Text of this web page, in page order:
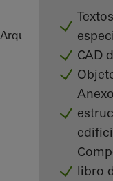
CAD
libro
Arquitectos